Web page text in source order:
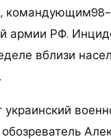
армии РФ.
вблизи